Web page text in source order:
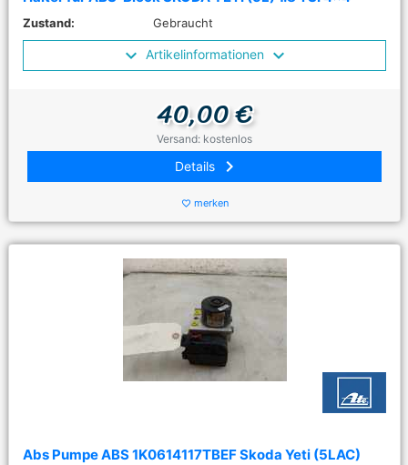
Zustand: Gebraucht
Artikelinformationen
40,00 €
Versand: kostenlos
Details keyboard_arrow_right
favorite_border merken
Abs Pumpe ABS 1K0614117TBEF Skoda Yeti (5LAC)